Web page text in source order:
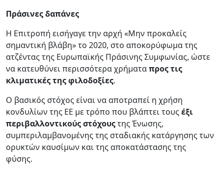
Πράσινες δαπάνες
Η Επιτροπή εισήγαγε την αρχή «Μην προκαλείς
σημαντική βλάβη» το 2020, στο αποκορύφωμα της
ατζέντας της Ευρωπαϊκής Πράσινης Συμφωνίας, ώστε
να κατευθύνει περισσότερα χρήματαπρος τις
κλιματικές της φιλοδοξίες.
Ο βασικός στόχος είναι να αποτραπεί η χρήση
κονδυλίων της ΕΕ με τρόπο που βλάπτει τουςέξι
περιβαλλοντικούς στόχουςτης Ένωσης,
συμπεριλαμβανομένης της σταδιακής κατάργησης των
ορυκτών καυσίμων και της αποκατάστασης της
φύσης.